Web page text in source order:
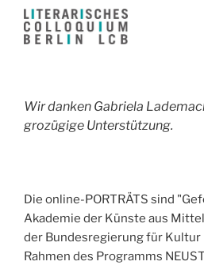
Wir danken Gabriela
grozügige Unterstützung.
Die online-PORTRÄTS sind
Akademie der Künste aus
der Bundesregierung für Kultur
Rahmen des Programms